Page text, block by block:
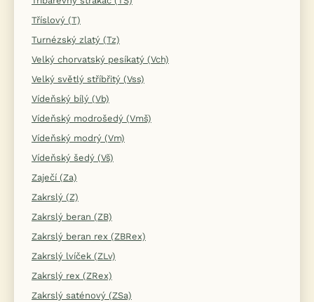
Tříslový (T)
Turnézský zlatý (Tz)
Velký chorvatský pesíkatý (Vch)
Velký světlý stříbřitý (Vss)
Vídeňský bílý (Vb)
Vídeňský modrošedý (Vmš)
Vídeňský modrý (Vm)
Vídeňský šedý (Vš)
Zaječí (Za)
Zakrslý (Z)
Zakrslý beran (ZB)
Zakrslý beran rex (ZBRex)
Zakrslý lvíček (ZLv)
Zakrslý rex (ZRex)
Zakrslý saténový (ZSa)